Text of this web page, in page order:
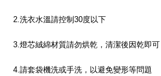
2.洗衣水溫請控制30度以下
3.燈芯絨綿材質請勿烘乾，清潔後因乾即可
4.請套袋機洗或手洗，以避免變形等問題